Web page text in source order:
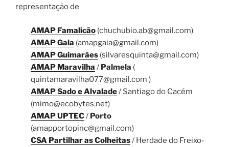
representação de
AMAP Famalicão (chuchubio.ab@gmail.com)
AMAP Gaia (amapgaia@gmail.com)
AMAP Guimarães (silvaresquinta@gmail.com)
AMAP Maravilha / Palmela (
quintamaravilha077@gmail.com )
AMAP Sado e Alvalade/ Santiago do Cacém
(mimo@ecobytes.net)
AMAP UPTEC/ Porto
(amapportopinc@gmail.com)
CSA Partilhar as Colheitas/ Herdade do Freixo-